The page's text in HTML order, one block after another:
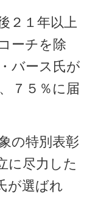
２１年以上
ーチを除
バース氏が
７５％に届
の特別表彰
に尽力した
が選ばれ